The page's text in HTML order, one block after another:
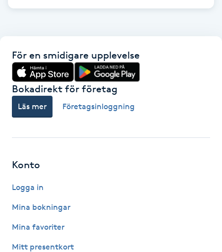
Permanent
Permanent hårborttagning
Permanent ögonbrynsmakeup
Personlig tränare
Picolaser
Pigmentbehandling
För en smidigare upplevelse
Bokadirekt för företag
Läs mer Företagsinloggning
Konto
Logga in
Mina bokningar
Mina favoriter
Mitt presentkort